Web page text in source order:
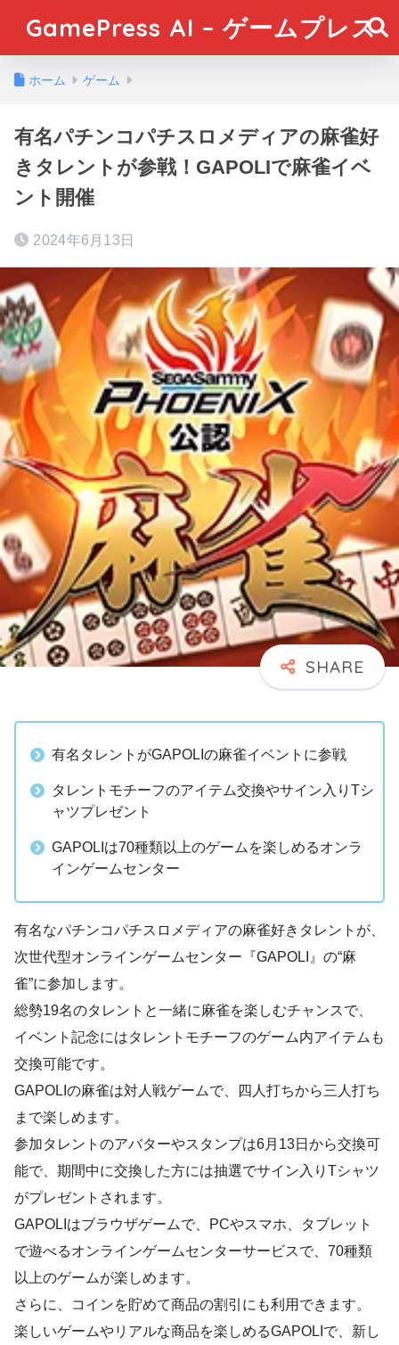
GamePress AI – ゲームプレス
ホーム ゲーム
有名パチンコパチスロメディアの麻雀好
きタレントが参戦！GAPOLIで麻雀イベ
ント開催
2024年6月13日
有名タレントがGAPOLIの麻雀イベントに参戦
タレントモチーフのアイテム交換やサイン入りTシ
ャツプレゼント
GAPOLIは70種類以上のゲームを楽しめるオンラ
インゲームセンター
有名なパチンコパチスロメディアの麻雀好きタレントが、
次世代型オンラインゲームセンター『GAPOLI』の“麻
雀”に参加します。
総勢19名のタレントと一緒に麻雀を楽しむチャンスで、
イベント記念にはタレントモチーフのゲーム内アイテムも
交換可能です。
GAPOLIの麻雀は対人戦ゲームで、四人打ちから三人打ち
まで楽しめます。
参加タレントのアバターやスタンプは6月13日から交換可
能で、期間中に交換した方には抽選でサイン入りTシャツ
がプレゼントされます。
GAPOLIはブラウザゲームで、PCやスマホ、タブレット
で遊べるオンラインゲームセンターサービスで、70種類
以上のゲームが楽しめます。
さらに、コインを貯めて商品の割引にも利用できます。
楽しいゲームやリアルな商品を楽しめるGAPOLIで、新し